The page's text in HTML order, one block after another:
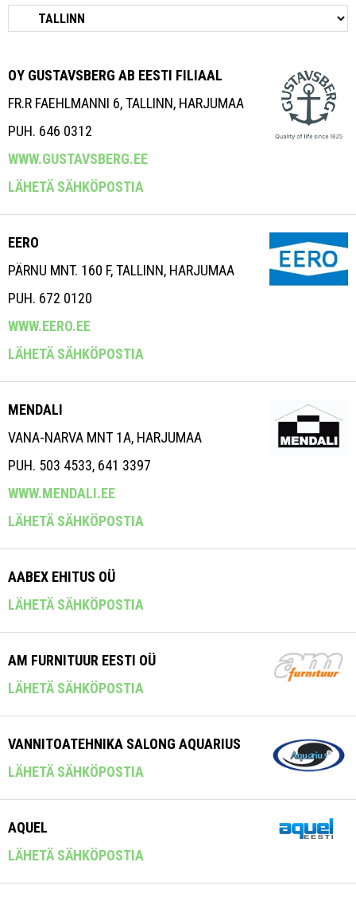
OY GUSTAVSBERG AB EESTI FILIAAL
FR.R FAEHLMANNI 6, TALLINN, HARJUMAA
PUH. 646 0312
WWW.GUSTAVSBERG.EE
LÄHETÄ SÄHKÖPOSTIA
EERO
PÄRNU MNT. 160 F, TALLINN, HARJUMAA
PUH. 672 0120
WWW.EERO.EE
LÄHETÄ SÄHKÖPOSTIA
MENDALI
VANA-NARVA MNT 1A, HARJUMAA
PUH. 503 4533, 641 3397
WWW.MENDALI.EE
LÄHETÄ SÄHKÖPOSTIA
AABEX EHITUS OÜ
LÄHETÄ SÄHKÖPOSTIA
AM FURNITUUR EESTI OÜ
LÄHETÄ SÄHKÖPOSTIA
VANNITOATEHNIKA SALONG AQUARIUS
LÄHETÄ SÄHKÖPOSTIA
AQUEL
LÄHETÄ SÄHKÖPOSTIA